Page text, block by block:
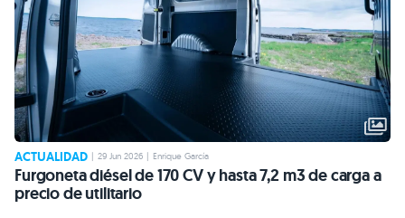
ACTUALIDAD 29 Jun 2026 Enrique García
Furgoneta diésel de 170 CV y hasta 7,2 m3 de carga a
precio de utilitario